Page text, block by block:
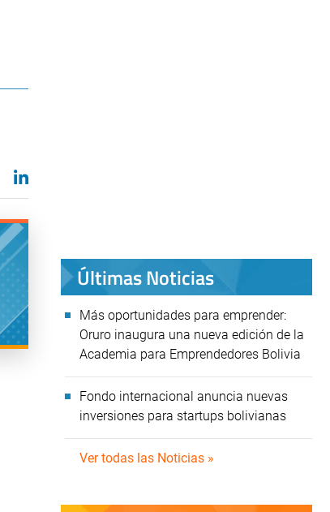
Últimas Noticias
Más oportunidades para emprender:
Oruro inaugura una nueva edición de la
Academia para Emprendedores Bolivia
Fondo internacional anuncia nuevas
inversiones para startups bolivianas
Ver todas las Noticias »